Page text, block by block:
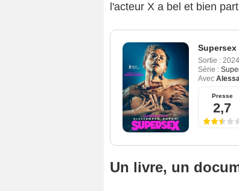
l'acteur X a bel et bien
Supersex
Sortie :
Série :
Avec
Presse
2,7
Un livre, un